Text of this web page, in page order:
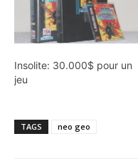
Insolite: 30.000$ pour un
jeu
TAGS neo geo